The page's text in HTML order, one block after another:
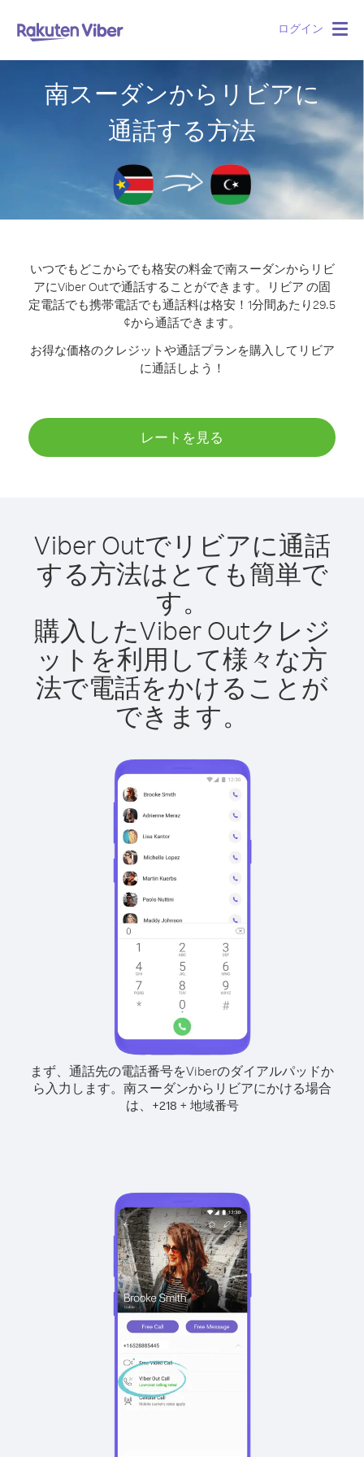
ログイン
南スーダンからリビアに
通話する方法
いつでもどこからでも格安の料金で南スーダンからリビ
アにViber Outで通話することができます。
リビア の固
定電話でも携帯電話でも通話料は格安！1分間あたり29.5
¢から通話できます。
お得な価格のクレジットや通話プランを購入してリビア
に通話しよう！
レートを見る
Viber Outでリビアに通話
する方法はとても簡単で
す。
購入したViber Outクレジ
ットを利用して様々な方
法で電話をかけることが
できます。
まず、通話先の電話番号をViberのダイアルパッドか
ら入力します。 南スーダンからリビアにかける場合
は、
+218 + 地域番号